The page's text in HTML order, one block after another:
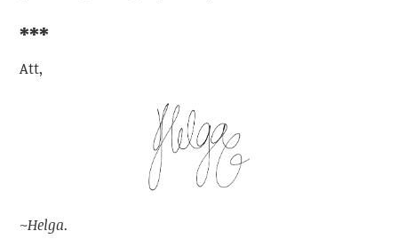
***
Att,
~Helga.